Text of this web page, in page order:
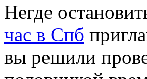
Негде
час в Спб
вы решили